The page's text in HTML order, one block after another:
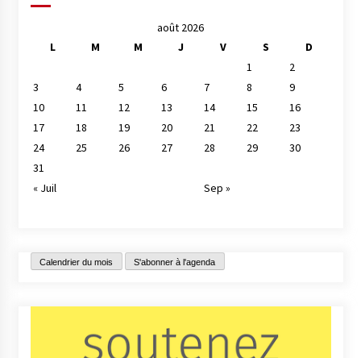
août 2026
L
M M J V S
D
1
2
3
4 5 6 7 8
9
10
11 12 13 14 15
16
17
18 19 20 21 22
23
24
25 26 27 28 29
30
31
« Juil
Sep »
Calendrier du mois S'abonner à l'agenda